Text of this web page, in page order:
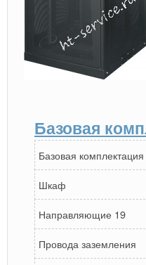
Базовая
Базовая комплектация
Шкаф
Направляющие 19
Провода заземления